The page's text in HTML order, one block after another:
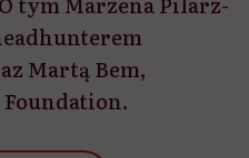
Martą Bem,